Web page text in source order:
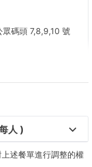
碼頭 7,8,9,10 號
人 )
述餐單進行調整的權